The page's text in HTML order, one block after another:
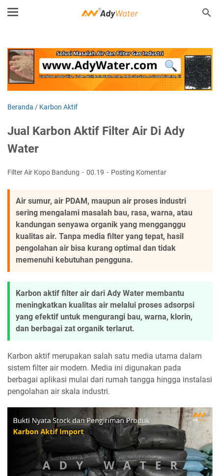
Beranda / Karbon Aktif
Jual Karbon Aktif Filter Air Di Ady
Water
Filter Air Kopo Bandung 00.19 Posting Komentar
Air sumur, air PDAM, maupun air proses industri
sering mengalami masalah bau, rasa, warna, atau
kandungan senyawa organik yang mengganggu
kualitas air. Tanpa media filter yang tepat, hasil
pengolahan air bisa kurang optimal dan tidak
memenuhi kebutuhan pengguna.
Karbon aktif filter air dari Ady Water membantu
meningkatkan kualitas air melalui proses adsorpsi
yang efektif untuk mengurangi bau, warna, klorin,
dan berbagai zat organik terlarut.
Karbon aktif merupakan salah satu media utama dalam
sistem filter air modern. Media ini digunakan pada
berbagai aplikasi mulai dari rumah tangga hingga instalasi
pengolahan air skala industri.